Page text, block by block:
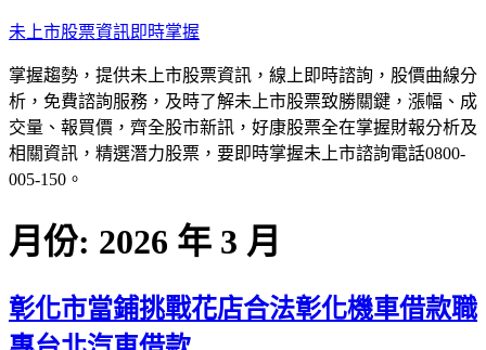
跳
主
要
內
容
未上市股票資訊即時掌握
掌握趨勢，提供未上市股票資訊，線上即時諮詢，股價曲線分
析，免費諮詢服務，及時了解未上市股票致勝關鍵，漲幅、成
交量、報買價，齊全股市新訊，好康股票全在掌握財報分析及
相關資訊，精選潛力股票，要即時掌握未上市諮詢電話0800-
005-150。
月份: 2026 年 3 月
彰化市當鋪挑戰花店合法彰化機車借款職